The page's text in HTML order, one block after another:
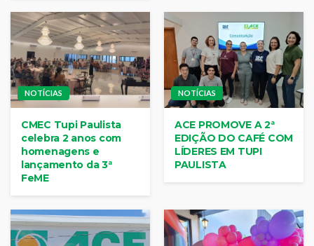
NOTÍCIAS
CMEC Tupi Paulista
celebra 2 anos com
homenagens e
lançamento da 3ª
FeME
NOTÍCIAS
ACE PROMOVE A 2ª
EDIÇÃO DO CAFÉ COM
LÍDERES EM TUPI
PAULISTA